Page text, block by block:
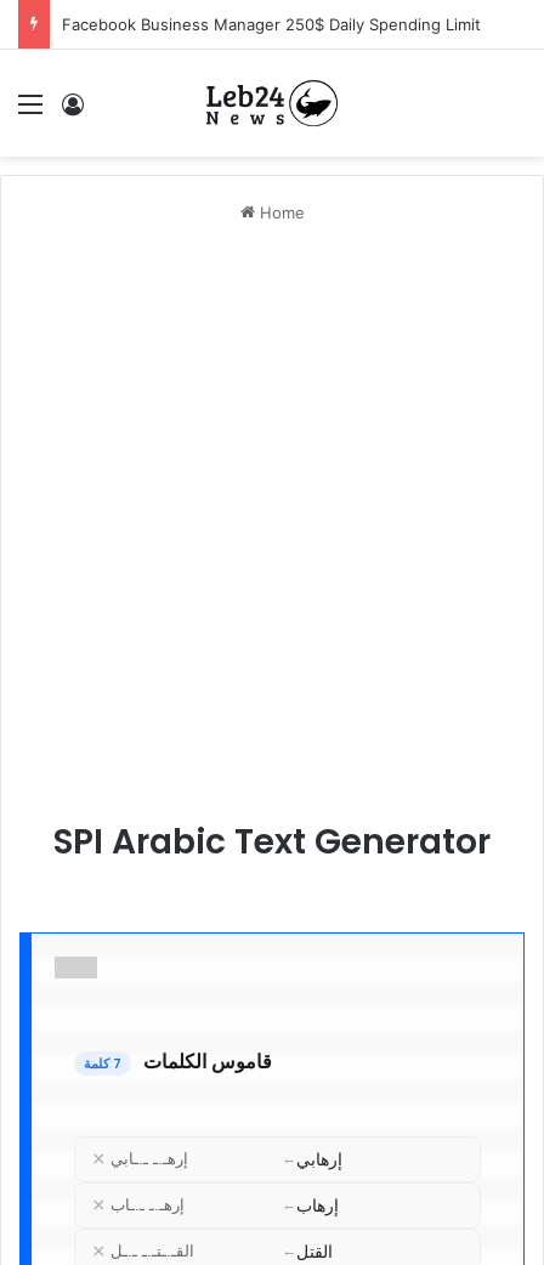
Facebook Business Manager 250$ Daily Spending Limit
Menu
Home
SPI Arabic Text Generator
قاموس الكلمات 7 كلمة
إرهابي ← إرهـ.ـ ـ.ـابي ×
إرهاب ← إرهـ.ـ ـ.ـاب ×
القتل ← القـ.ـتـ.ـ ـ.ـل ×